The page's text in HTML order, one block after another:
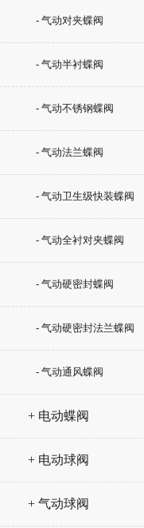
- 气动对夹蝶阀
- 气动半衬蝶阀
- 气动不锈钢蝶阀
- 气动法兰蝶阀
- 气动卫生级快装蝶阀
- 气动全衬对夹蝶阀
- 气动硬密封蝶阀
- 气动硬密封法兰蝶阀
- 气动通风蝶阀
+ 电动蝶阀
+ 电动球阀
+ 气动球阀